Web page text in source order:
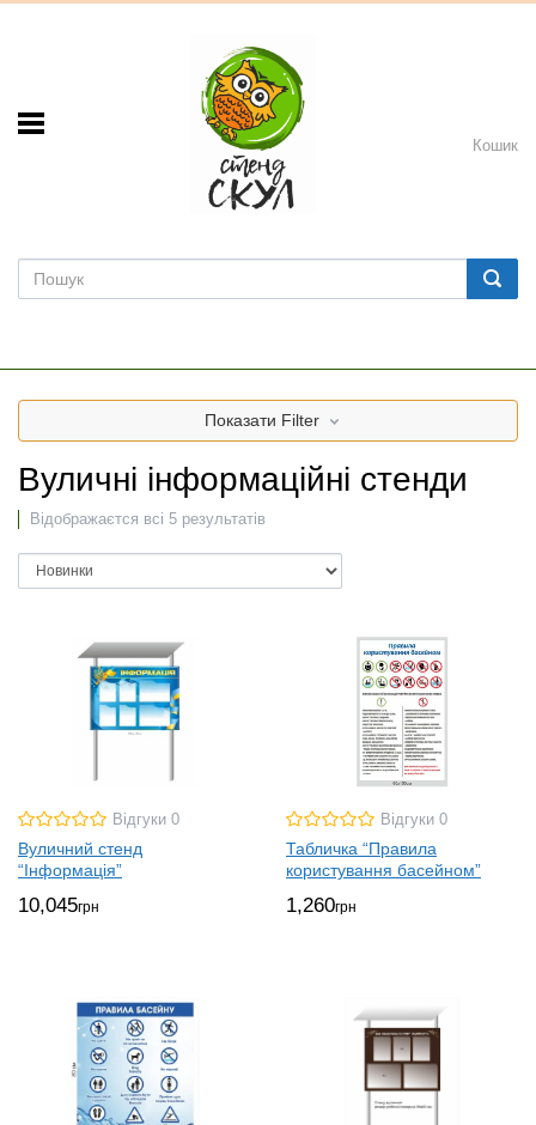
Кошик
Показати Filter
Вуличні інформаційні стенди
Відображаєтся всі 5 результатів
Відгуки 0
Вуличний стенд
“Інформація”
10,045грн
Відгуки 0
Табличка “Правила
користування басейном”
1,260грн